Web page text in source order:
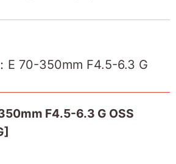
E 70-350mm F4.5-6.3 G
F4.5-6.3 G OSS